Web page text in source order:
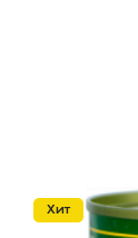
Хит